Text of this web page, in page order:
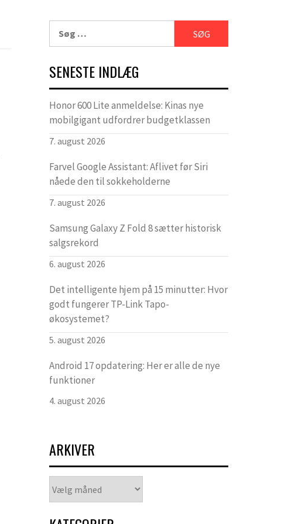
efter:
SENESTE INDLÆG
Honor 600 Lite anmeldelse: Kinas nye
mobilgigant udfordrer budgetklassen
7. august 2026
Farvel Google Assistant: Aflivet før Siri
nåede den til sokkeholderne
7. august 2026
Samsung Galaxy Z Fold 8 sætter historisk
salgsrekord
6. august 2026
Det intelligente hjem på 15 minutter: Hvor
godt fungerer TP-Link Tapo-
økosystemet?
5. august 2026
Android 17 opdatering: Her er alle de nye
funktioner
4. august 2026
ARKIVER